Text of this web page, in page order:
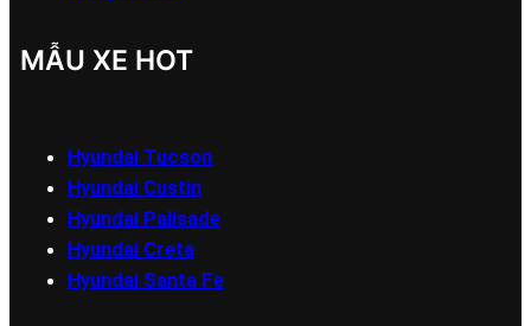
MẪU XE HOT
Hyundai Tucson
Hyundai Custin
Hyundai Palisade
Hyundai Creta
Hyundai Santa Fe